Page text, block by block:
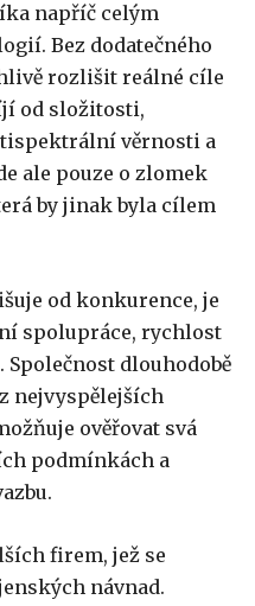
napříč celým
Bez dodatečného
rozlišit reálné cíle
od složitosti,
věrnosti a
ale pouze o zlomek
by jinak byla cílem
od konkurence, je
spolupráce, rychlost
dlouhodobě
nejvyspělejších
ověřovat svá
podmínkách a
firem, jež se
návnad.